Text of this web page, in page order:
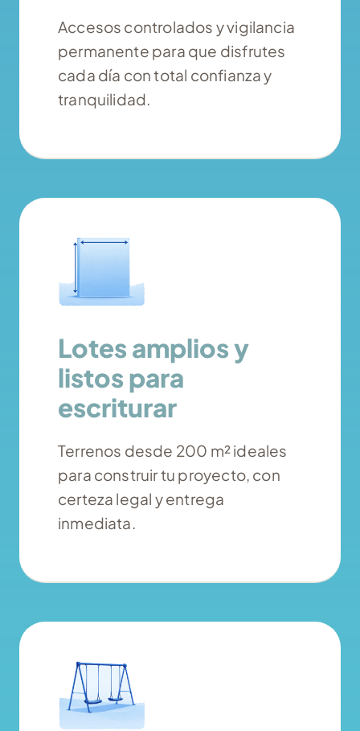
Accesos controlados y vigilancia
permanente para que disfrutes
cada día con total confianza y
tranquilidad.
Lotes amplios y
listos para
escriturar
Terrenos desde 200 m² ideales
para construir tu proyecto, con
certeza legal y entrega
inmediata.